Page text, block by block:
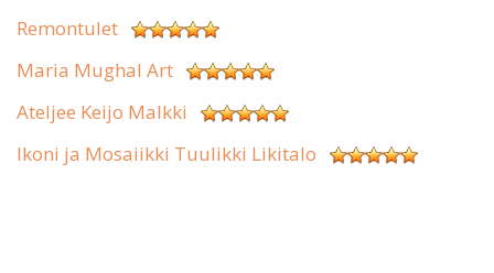
Remontulet
Maria Mughal Art
Ateljee Keijo Malkki
Ikoni ja Mosaiikki Tuulikki Likitalo